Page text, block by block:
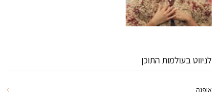
לניווט בעולמות התוכן
אופנה